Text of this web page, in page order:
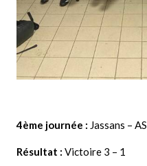
4ème journée : Jassans –
Résultat : Victoire 3 – 1